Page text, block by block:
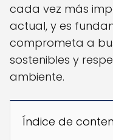
cada vez más
actual, y es
comprometa a
sostenibles y
ambiente.
Índice de